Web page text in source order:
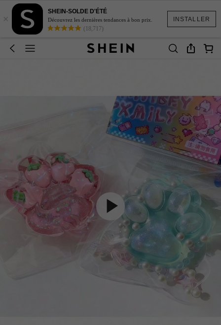
INSTALLER
×
SHEIN-SOLDE D'ÉTÉ
Découvrez les dernières tendances à bon prix.
(18,717)